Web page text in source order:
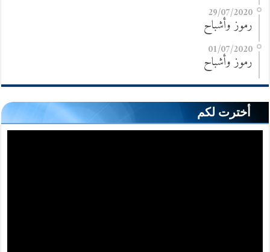
29/07/2020
رموز وأشباح
01/07/2020
رموز وأشباح
أخترت لكم